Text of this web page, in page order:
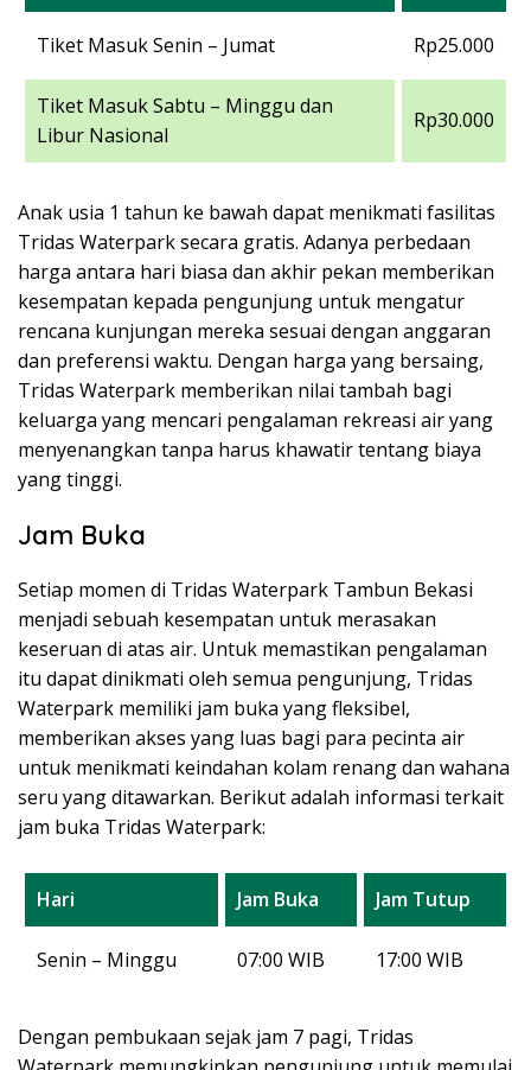
Tiket Masuk Senin – Jumat Rp25.000
Tiket Masuk Sabtu – Minggu dan
Libur Nasional
Rp30.000
Anak usia 1 tahun ke bawah dapat menikmati fasilitas
Tridas Waterpark secara gratis. Adanya perbedaan
harga antara hari biasa dan akhir pekan memberikan
kesempatan kepada pengunjung untuk mengatur
rencana kunjungan mereka sesuai dengan anggaran
dan preferensi waktu. Dengan harga yang bersaing,
Tridas Waterpark memberikan nilai tambah bagi
keluarga yang mencari pengalaman rekreasi air yang
menyenangkan tanpa harus khawatir tentang biaya
yang tinggi.
Jam Buka
Setiap momen di Tridas Waterpark Tambun Bekasi
menjadi sebuah kesempatan untuk merasakan
keseruan di atas air. Untuk memastikan pengalaman
itu dapat dinikmati oleh semua pengunjung, Tridas
Waterpark memiliki jam buka yang fleksibel,
memberikan akses yang luas bagi para pecinta air
untuk menikmati keindahan kolam renang dan wahana
seru yang ditawarkan. Berikut adalah informasi terkait
jam buka Tridas Waterpark:
Hari Jam Buka Jam Tutup
Senin – Minggu 07:00 WIB 17:00 WIB
Dengan pembukaan sejak jam 7 pagi, Tridas